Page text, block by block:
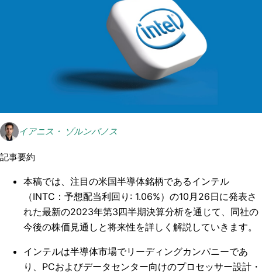
イアニス・ ゾルンパノス
記事要約
本稿では、注目の米国半導体銘柄であるインテル
（INTC：予想配当利回り: 1.06%）の10月26日に発表さ
れた最新の2023年第3四半期決算分析を通じて、同社の
今後の株価見通しと将来性を詳しく解説していきます。
インテルは半導体市場でリーディングカンパニーであ
り、PCおよびデータセンター向けのプロセッサー設計・